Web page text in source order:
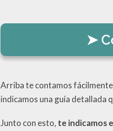
Arriba te contamos
indicamos una guía detallada
Junto con esto, te indicamos